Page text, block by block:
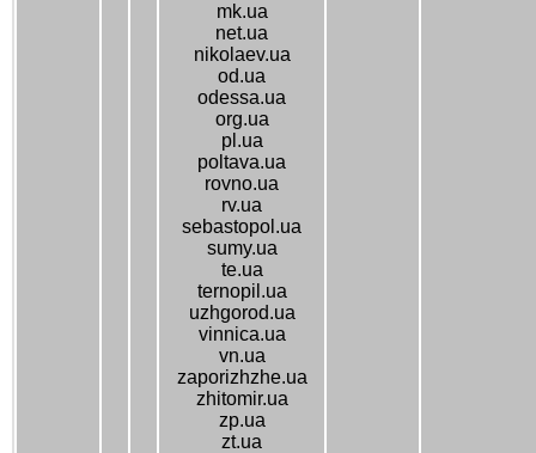
mk.ua
net.ua
nikolaev.ua
od.ua
odessa.ua
org.ua
pl.ua
poltava.ua
rovno.ua
rv.ua
sebastopol.ua
sumy.ua
te.ua
ternopil.ua
uzhgorod.ua
vinnica.ua
vn.ua
zaporizhzhe.ua
zhitomir.ua
zp.ua
zt.ua